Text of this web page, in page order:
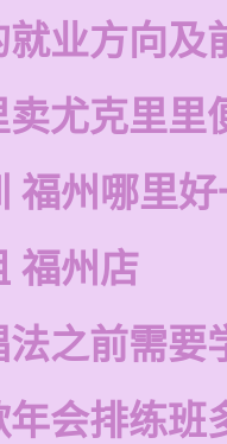
就业方向及
尤克里里
福州哪里
福州店
法之前需要
会排练班